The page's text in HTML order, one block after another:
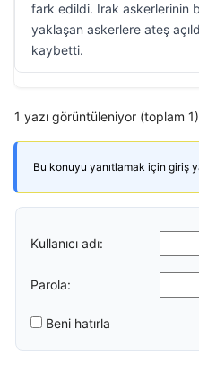
fark edildi. Irak askerlerinin
yaklaşan askerlere ateş
kaybetti.
1 yazı görüntüleniyor (toplam 1)
Bu konuyu yanıtlamak için giriş
Kullanıcı adı:
Parola:
Beni hatırla